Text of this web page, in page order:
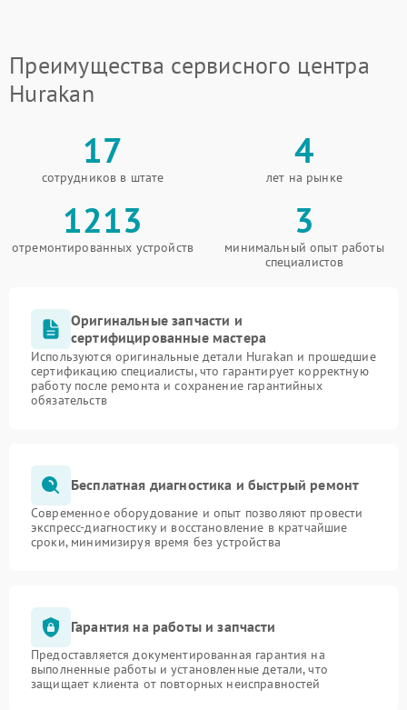
Преимущества сервисного центра
Hurakan
17
сотрудников в штате
4
лет на рынке
1213
отремонтированных устройств
3
минимальный опыт работы
специалистов
Оригинальные запчасти и
сертифицированные мастера
Используются оригинальные детали Hurakan и прошедшие
сертификацию специалисты, что гарантирует корректную
работу после ремонта и сохранение гарантийных
обязательств
Бесплатная диагностика и быстрый ремонт
Современное оборудование и опыт позволяют провести
экспресс-диагностику и восстановление в кратчайшие
сроки, минимизируя время без устройства
Гарантия на работы и запчасти
Предоставляется документированная гарантия на
выполненные работы и установленные детали, что
защищает клиента от повторных неисправностей